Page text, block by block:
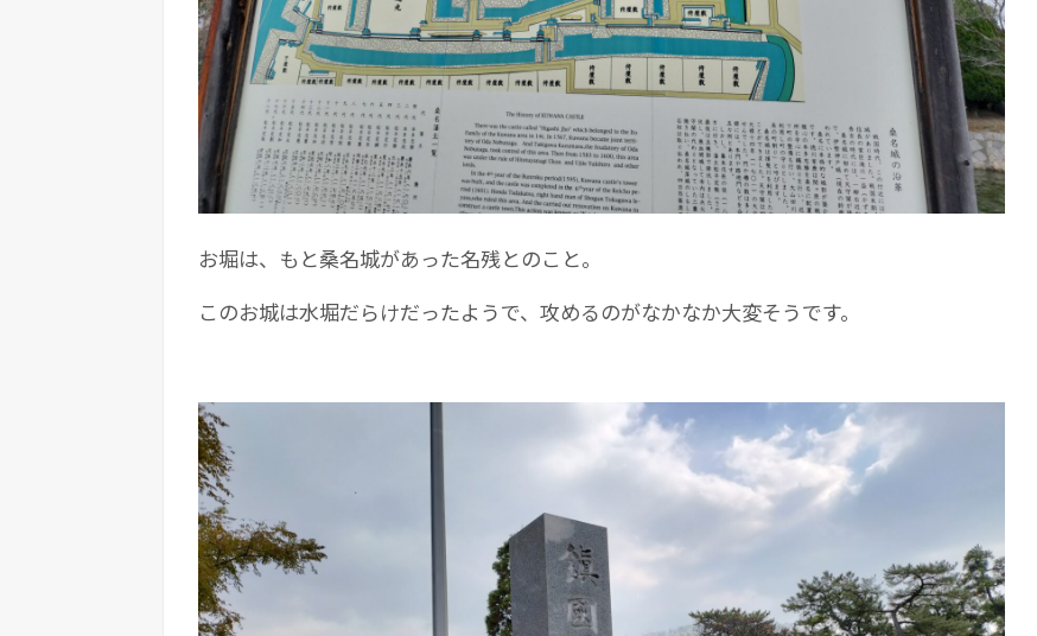
お堀は、もと桑名城があった名残とのこと。
このお城は水堀だらけだったようで、攻めるのがなかなか大変そうです。